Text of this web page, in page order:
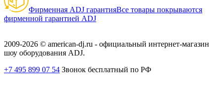
Фирменная ADJ гарантияВсе товары покрываются
фирменной гарантией ADJ
2009-2026 © american-dj.ru - официальный интернет-магазин
шоу оборудования ADJ.
+7 495 899 07 54 Звонок бесплатный по РФ